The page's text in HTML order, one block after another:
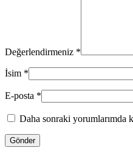
Değerlendirmeniz *
İsim *
E-posta *
Daha sonraki yorumlarımda